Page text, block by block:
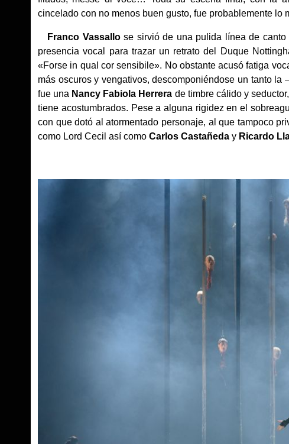
cincelado con no menos buen gusto, fue probablemente lo
Franco Vassallose sirvió de una pulida línea de canto
presencia vocal para trazar un retrato del Duque
«Forse in qual cor sensibile». No obstante acusó fatiga
más oscuros y vengativos, descomponiéndose un tanto
fue una Nancy Fabiola Herrera de timbre cálido y
tiene acostumbrados. Pese a alguna rigidez en el
con que dotó al atormentado personaje, al que tampoco
como Lord Cecil así comoCarlos Castañeda y Ricardo